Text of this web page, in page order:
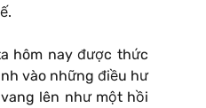
hôm nay được thức
vào những điều hư
lên như một hồi